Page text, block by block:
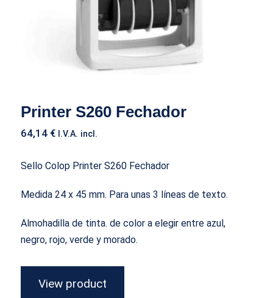
Printer S260 Fechador
64,14 € I.V.A. incl.
Sello Colop Printer S260 Fechador
Medida 24 x 45 mm. Para unas 3 líneas de texto.
Almohadilla de tinta. de color a elegir entre azul,
negro, rojo, verde y morado.
View product